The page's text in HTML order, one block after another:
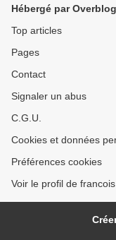
Hébergé par Overblog
Top articles
Pages
Contact
Signaler un abus
C.G.U.
Cookies et données
Préférences cookies
Voir le profil de